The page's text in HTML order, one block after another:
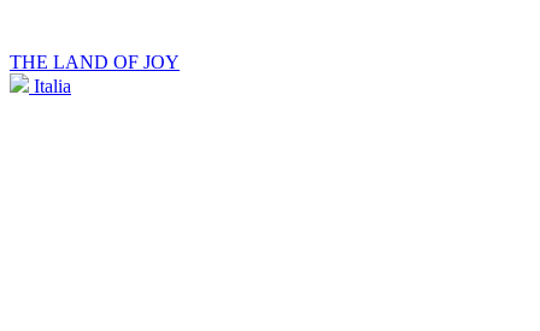
THE LAND OF JOY
Italia